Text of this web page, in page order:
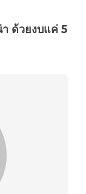
ด้วยงบแค่ 5